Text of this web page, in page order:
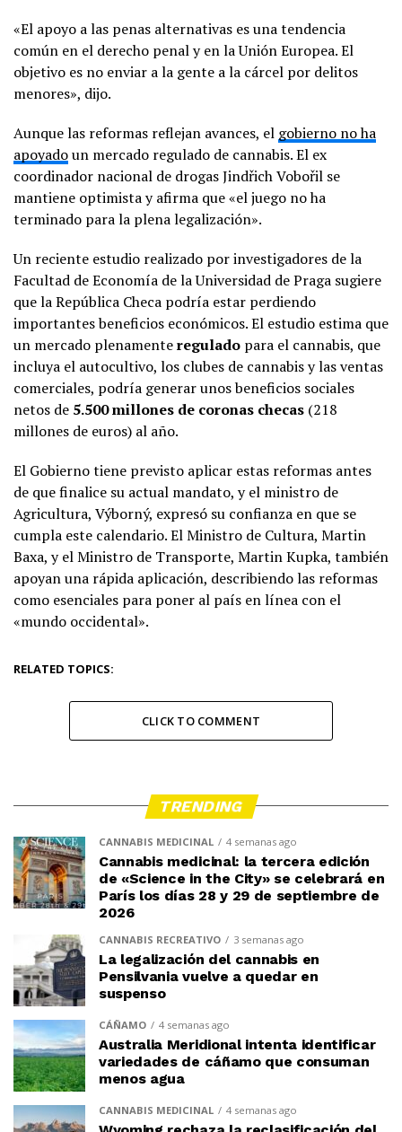
«El apoyo a las penas alternativas es una tendencia
común en el derecho penal y en la Unión Europea. El
objetivo es no enviar a la gente a la cárcel por delitos
menores», dijo.
Aunque las reformas reflejan avances, el gobierno no ha
apoyadoun mercado regulado de cannabis. El ex
coordinador nacional de drogas Jindřich Vobořil se
mantiene optimista y afirma que «el juego no ha
terminado para la plena legalización».
Un reciente estudio realizado por investigadores de la
Facultad de Economía de la Universidad de Praga sugiere
que la República Checa podría estar perdiendo
importantes beneficios económicos. El estudio estima que
un mercado plenamenteregulado para el cannabis, que
incluya el autocultivo, los clubes de cannabis y las ventas
comerciales, podría generar unos beneficios sociales
netos de 5.500 millones de coronas checas (218
millones de euros) al año.
El Gobierno tiene previsto aplicar estas reformas antes
de que finalice su actual mandato, y el ministro de
Agricultura, Výborný, expresó su confianza en que se
cumpla este calendario. El Ministro de Cultura, Martin
Baxa, y el Ministro de Transporte, Martin Kupka, también
apoyan una rápida aplicación, describiendo las reformas
como esenciales para poner al país en línea con el
«mundo occidental».
RELATED TOPICS:
CLICK TO COMMENT
TRENDING
CANNABIS MEDICINAL 4 semanas ago
Cannabis medicinal: la tercera edición
de «Science in the City» se celebrará en
París los días 28 y 29 de septiembre de
2026
CANNABIS RECREATIVO 3 semanas ago
La legalización del cannabis en
Pensilvania vuelve a quedar en
suspenso
CÁÑAMO 4 semanas ago
Australia Meridional intenta identificar
variedades de cáñamo que consuman
menos agua
CANNABIS MEDICINAL 4 semanas ago